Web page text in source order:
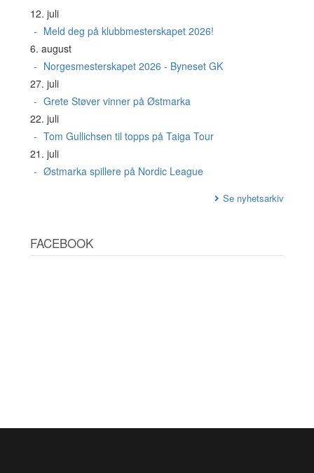
12. juli
Meld deg på klubbmesterskapet 2026!
6. august
Norgesmesterskapet 2026 - Byneset GK
27. juli
Grete Støver vinner på Østmarka
22. juli
Tom Gullichsen til topps på Taiga Tour
21. juli
Østmarka spillere på Nordic League
Se nyhetsarkiv
FACEBOOK